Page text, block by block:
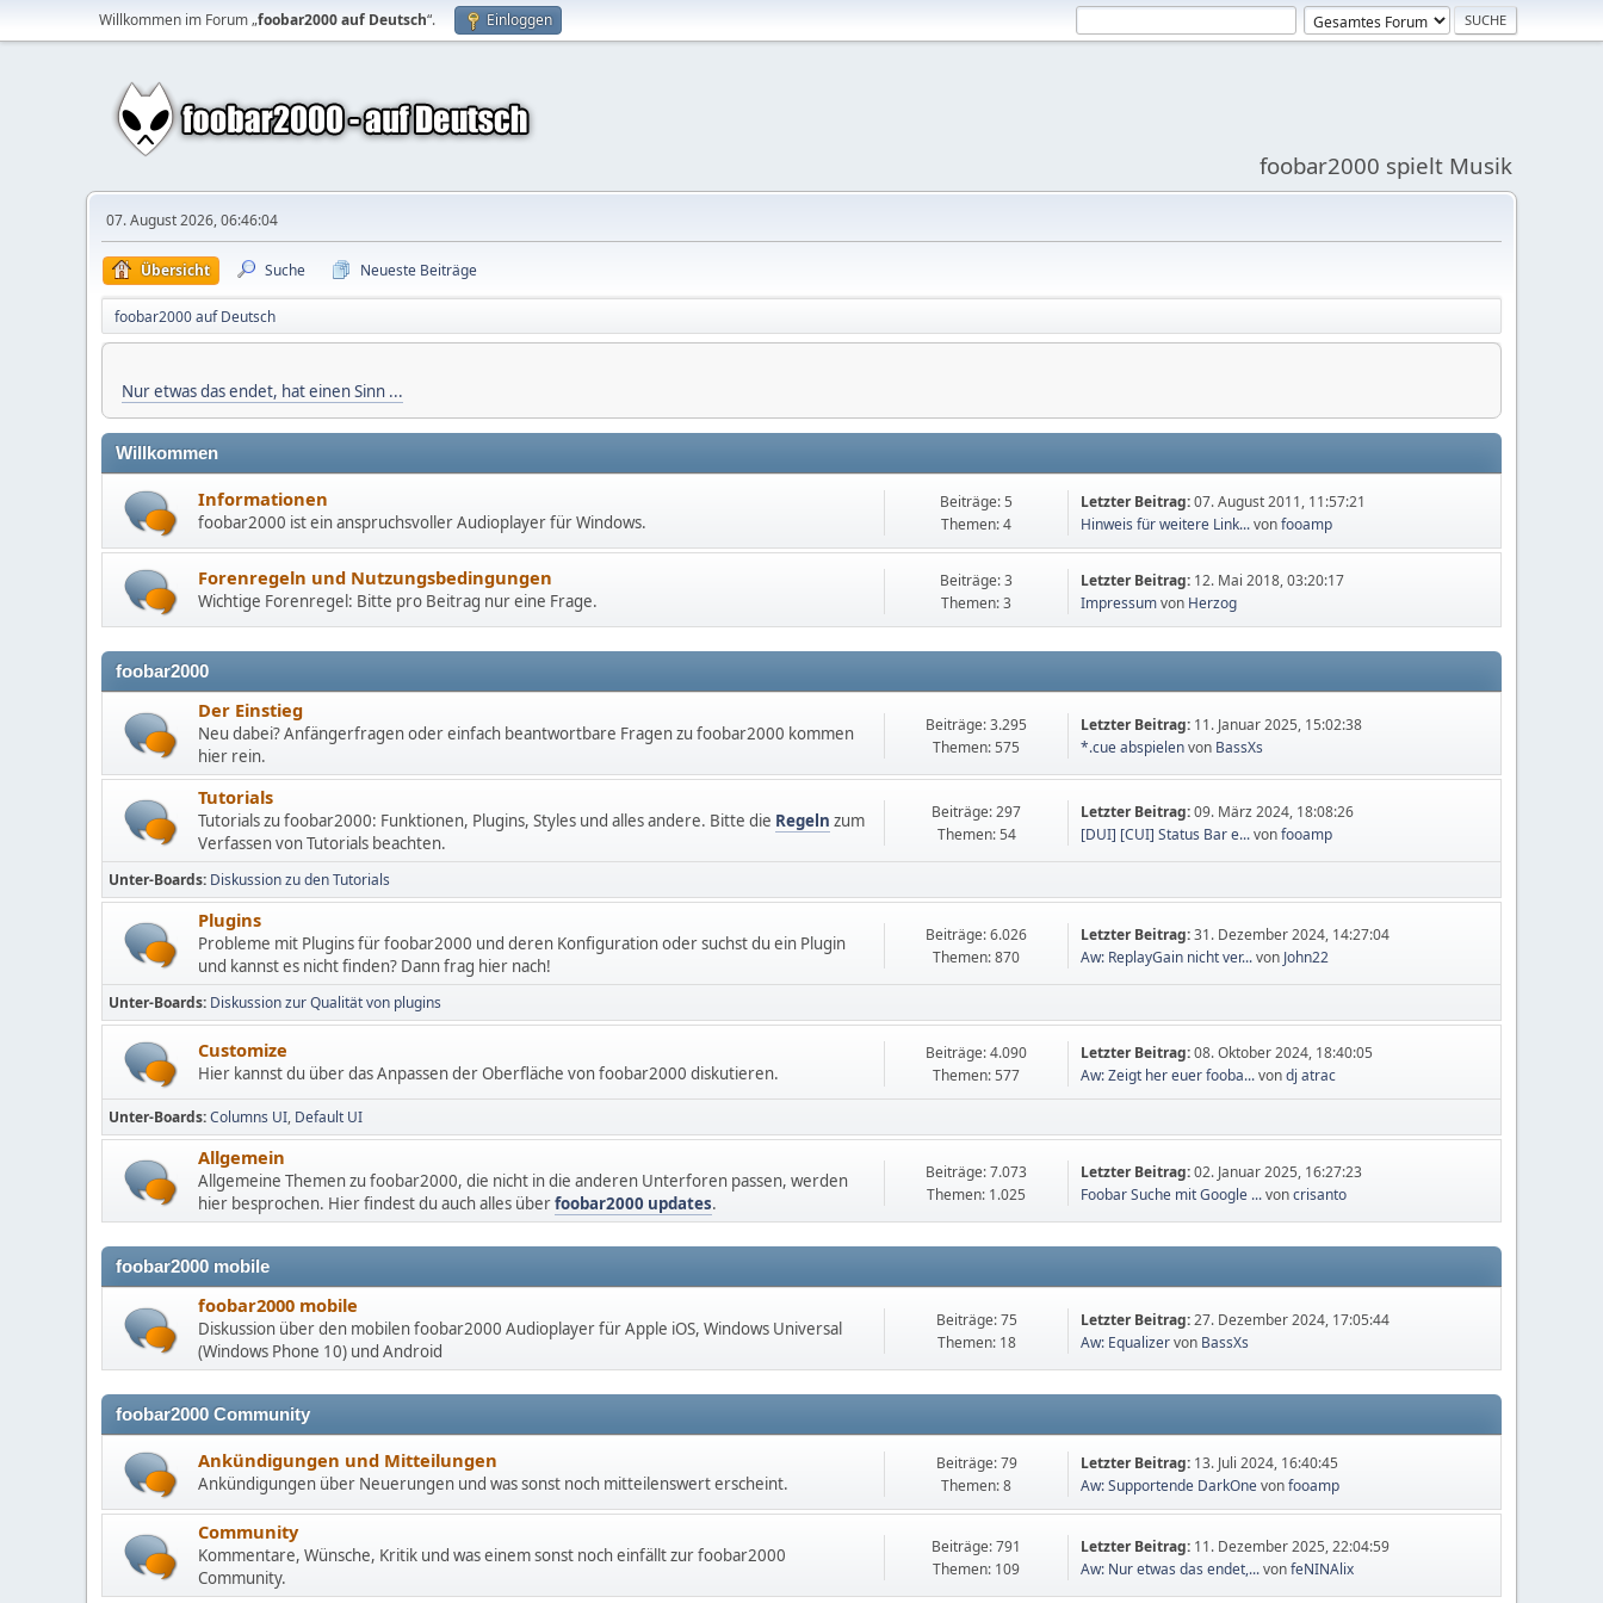
Willkommen im Forum „foobar2000 auf Deutsch“. Einloggen
foobar2000 spielt Musik
07. August 2026, 06:46:04
Übersicht Suche Neueste Beiträge
foobar2000 auf Deutsch
Nur etwas das endet, hat einen Sinn ...
Willkommen
Informationen
foobar2000 ist ein anspruchsvoller Audioplayer für Windows.
Beiträge: 5
Themen: 4
Letzter Beitrag:07. August 2011, 11:57:21
Hinweis für weitere Link...vonfooamp
Forenregeln und Nutzungsbedingungen
Wichtige Forenregel: Bitte pro Beitrag nur eine Frage.
Beiträge: 3
Themen: 3
Letzter Beitrag: 12. Mai 2018, 03:20:17
Impressumvon Herzog
foobar2000
Der Einstieg
Neu dabei? Anfängerfragen oder einfach beantwortbare Fragen zu foobar2000 kommen
hier rein.
Beiträge: 3.295
Themen: 575
Letzter Beitrag: 11. Januar 2025, 15:02:38
*.cue abspielenvon BassXs
Tutorials
Tutorials zu foobar2000: Funktionen, Plugins, Styles und alles andere. Bitte die Regeln zum
Verfassen von Tutorials beachten.
Beiträge: 297
Themen: 54
Letzter Beitrag:09. März 2024, 18:08:26
[DUI] [CUI] Status Bar e...vonfooamp
Unter-Boards Diskussion zu den Tutorials
Plugins
Probleme mit Plugins für foobar2000 und deren Konfiguration oder suchst du ein Plugin
und kannst es nicht finden? Dann frag hier nach!
Beiträge: 6.026
Themen: 870
Letzter Beitrag:31. Dezember 2024, 14:27:04
Aw: ReplayGain nicht ver...von John22
Unter-Boards Diskussion zur Qualität von plugins
Customize
Hier kannst du über das Anpassen der Oberfläche von foobar2000 diskutieren.
Beiträge: 4.090
Themen: 577
Letzter Beitrag:08. Oktober 2024, 18:40:05
Aw: Zeigt her euer fooba...vondj atrac
Unter-Boards Columns UI Default UI
Allgemein
Allgemeine Themen zu foobar2000, die nicht in die anderen Unterforen passen, werden
hier besprochen. Hier findest du auch alles überfoobar2000 updates.
Beiträge: 7.073
Themen: 1.025
Letzter Beitrag:02. Januar 2025, 16:27:23
Foobar Suche mit Google ...voncrisanto
foobar2000 mobile
foobar2000 mobile
Diskussion über den mobilen foobar2000 Audioplayer für Apple iOS, Windows Universal
(Windows Phone 10) und Android
Beiträge: 75
Themen: 18
Letzter Beitrag:27. Dezember 2024, 17:05:44
Aw: Equalizervon BassXs
foobar2000 Community
Ankündigungen und Mitteilungen
Ankündigungen über Neuerungen und was sonst noch mitteilenswert erscheint.
Beiträge: 79
Themen: 8
Letzter Beitrag: 13. Juli 2024, 16:40:45
Aw: Supportende DarkOnevonfooamp
Community
Kommentare, Wünsche, Kritik und was einem sonst noch einfällt zur foobar2000
Community.
Beiträge: 791
Themen: 109
Letzter Beitrag: 11. Dezember 2025, 22:04:59
Aw: Nur etwas das endet,...vonfeNINAlix